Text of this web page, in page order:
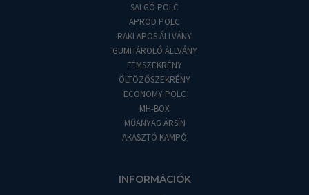
SALGÓ POLC
APROD POLC
RAKLAPOS ÁLLVÁNY
GUMITÁROLÓ ÁLLVÁNY
FÉMSZEKRÉNY
ÖLTÖZŐSZEKRÉNY
ECONOMY POLC
MH-BOX
MŰANYAG ÁRSÍN
AKASZTÓ KAMPÓ
INFORMÁCIÓK